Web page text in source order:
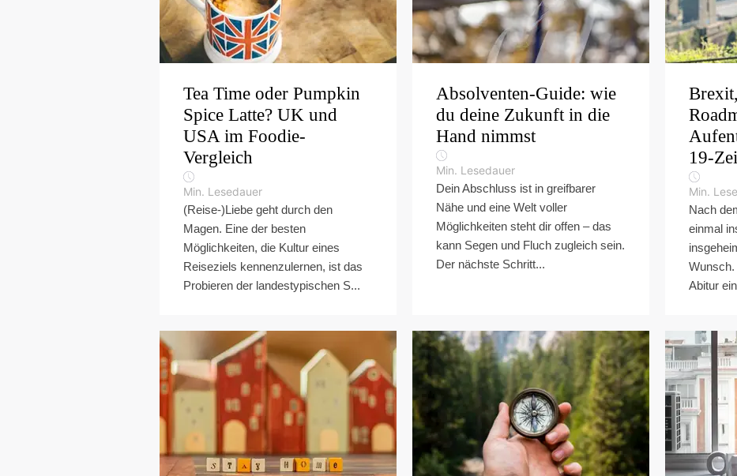
Tea Time oder Pumpkin
Spice Latte? UK und
USA im Foodie-
Vergleich
Min. Lesedauer
(Reise-)Liebe geht durch den
Magen. Eine der besten
Möglichkeiten, die Kultur eines
Reiseziels kennenzulernen, ist das
Probieren der landestypischen S...
Absolventen-Guide: wie
du deine Zukunft in die
Hand nimmst
Min. Lesedauer
Dein Abschluss ist in greifbarer
Nähe und eine Welt voller
Möglichkeiten steht dir offen – das
kann Segen und Fluch zugleich sein.
Der nächste Schritt...
19-
Min.
Nach
einmal
Abitur